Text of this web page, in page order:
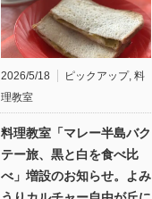
2026/5/18 ピックアップ, 料
理教室
料理教室「マレー半島バク
テー旅、黒と白を食べ比
べ」増設のお知らせ。よみ